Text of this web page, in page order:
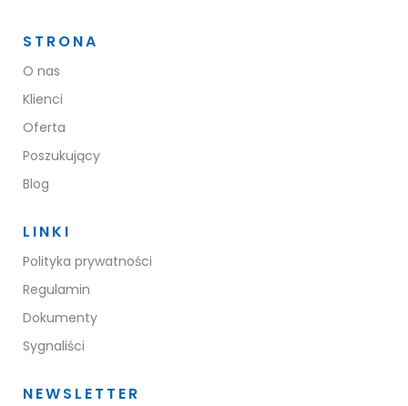
STRONA
O nas
Klienci
Oferta
Poszukujący
Blog
LINKI
Polityka prywatności
Regulamin
Dokumenty
Sygnaliści
NEWSLETTER